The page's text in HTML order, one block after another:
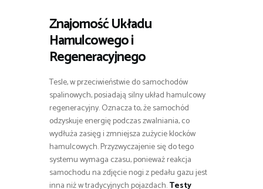
Znajomość Układu
Hamulcowego i
Regeneracyjnego
Tesle, w przeciwieństwie do samochodów
spalinowych, posiadają silny układ hamulcowy
regeneracyjny. Oznacza to, że samochód
odzyskuje energię podczas zwalniania, co
wydłuża zasięg i zmniejsza zużycie klocków
hamulcowych. Przyzwyczajenie się do tego
systemu wymaga czasu, ponieważ reakcja
samochodu na zdjęcie nogi z pedału gazu jest
inna niż w tradycyjnych pojazdach.Testy